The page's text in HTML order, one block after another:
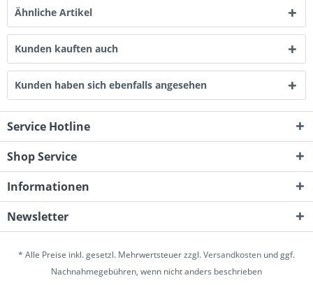
Ähnliche Artikel
Kunden kauften auch
Kunden haben sich ebenfalls angesehen
Service Hotline
Shop Service
Informationen
Newsletter
* Alle Preise inkl. gesetzl. Mehrwertsteuer zzgl.Versandkosten und ggf.
Nachnahmegebühren, wenn nicht anders beschrieben